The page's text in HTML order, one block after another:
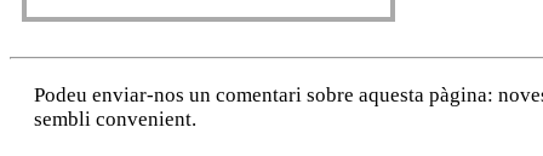
Podeu enviar-nos un comentari sobre aquesta pàgina:
sembli convenient.